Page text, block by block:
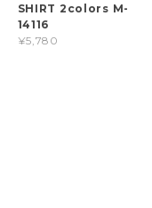
SHIRT 2colors M-
14116
¥5,780